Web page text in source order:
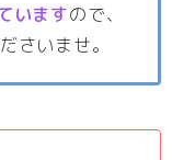
いますので、
さいませ。